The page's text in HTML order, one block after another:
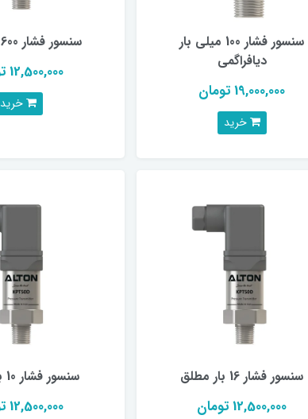
سنسور فشار 100 میلی بار
دیافراگمی
19,000,000 تومان
خرید
سنسور فشار 600 میلی بار
12,500,000 تومان
خرید
سنسور فشار 16 بار مطلق
12,500,000 تومان
سنسور فشار 10 بار مطلق
12,500,000 تومان